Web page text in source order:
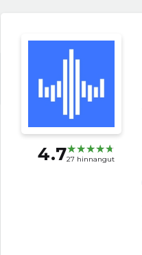
4.727 hinnangut